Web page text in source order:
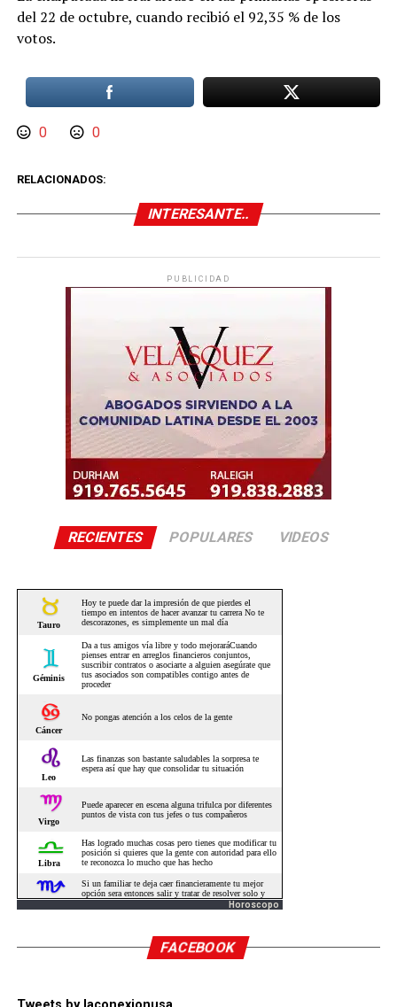
del 22 de octubre, cuando recibió el 92,35 % de los
votos.
0 0
RELACIONADOS:
INTERESANTE..
PUBLICIDAD
RECIENTES POPULARES VIDEOS
Horoscopo
FACEBOOK